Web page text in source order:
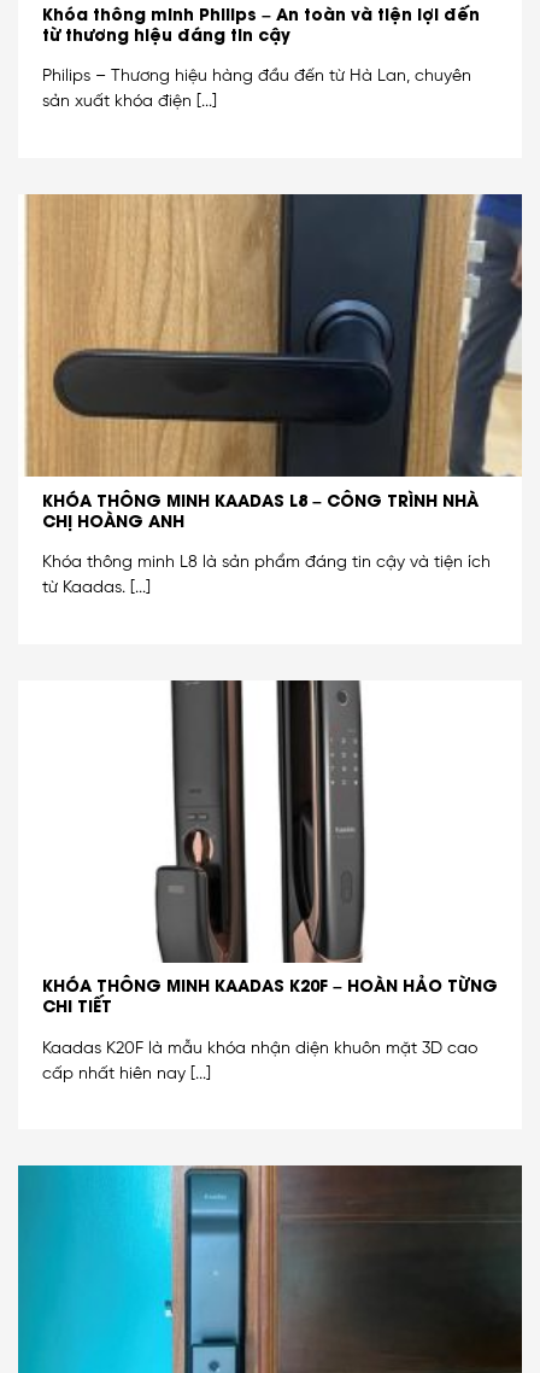
Khóa thông minh Philips – An toàn và tiện lợi đến
từ thương hiệu đáng tin cậy
Philips – Thương hiệu hàng đầu đến từ Hà Lan, chuyên
sản xuất khóa điện [...]
KHÓA THÔNG MINH KAADAS L8 – CÔNG TRÌNH NHÀ
CHỊ HOÀNG ANH
Khóa thông minh L8 là sản phẩm đáng tin cậy và tiện ích
từ Kaadas. [...]
KHÓA THÔNG MINH KAADAS K20F – HOÀN HẢO TỪNG
CHI TIẾT
Kaadas K20F là mẫu khóa nhận diện khuôn mặt 3D cao
cấp nhất hiên nay [...]